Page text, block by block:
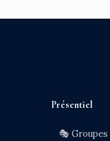
Présentiel
🎭